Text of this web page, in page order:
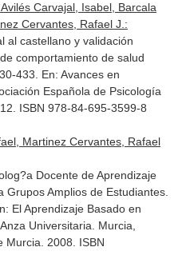
Carvajal, Isabel, Barcala
Cervantes, Rafael J.:
al castellano y validación
comportamiento de salud
433. En: Avances en
Española de Psicología
ISBN 978-84-695-3599-8
Martinez Cervantes, Rafael
Docente de Aprendizaje
Grupos Amplios de Estudiantes.
El Aprendizaje Basado en
Universitaria . Murcia,
Murcia. 2008. ISBN